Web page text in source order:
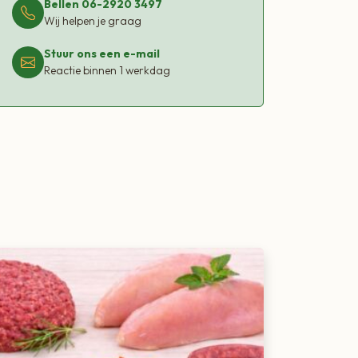
Bellen 06-2920 3497
Wij helpen je graag
Stuur ons een e-mail
Reactie binnen 1 werkdag